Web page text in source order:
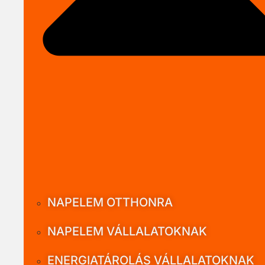
NAPELEM OTTHONRA
NAPELEM VÁLLALATOKNAK
ENERGIATÁROLÁS VÁLLALATOKNAK